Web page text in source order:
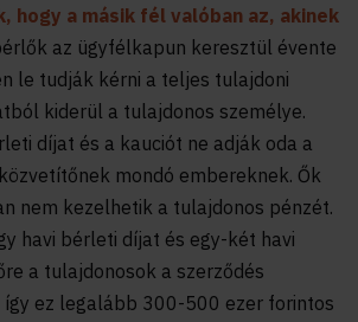
hogy a másik fél valóban az, akinek
az ügyfélkapun keresztül évente
le tudják kérni a teljes tulajdoni
kiderül a tulajdonos személye.
díjat és a kauciót ne adják oda a
mondó embereknek. Ők
nem kezelhetik a tulajdonos pénzét.
havi bérleti díjat és egy-két havi
a tulajdonosok a szerződés
így ez legalább 300-500 ezer forintos